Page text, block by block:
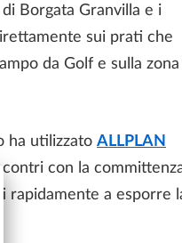
Borgata Granvilla e i
sui prati che
da Golf e sulla zona
ha utilizzato ALLPLAN
con la
rapidamente a esporre